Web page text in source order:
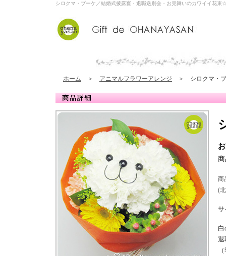
シロクマ・ブーケ／結婚式披露宴・退職送別会・お見舞いのカワイイ花束
ホーム ＞ アニマルフラワーアレンジ ＞ シロクマ・
商
(
サ
退